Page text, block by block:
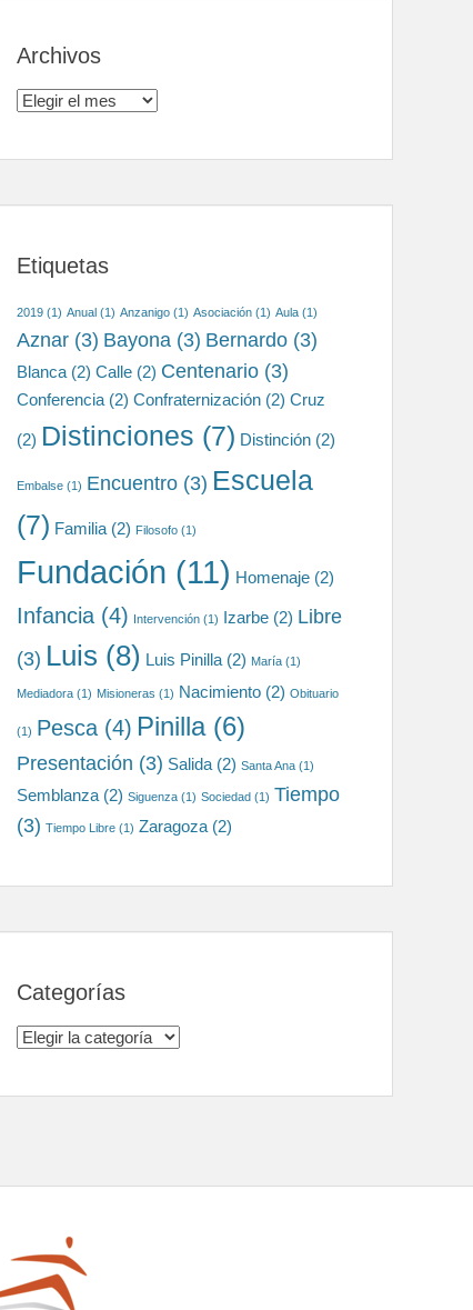
Archivos
Archivos
Etiquetas
2019 (1) Anual (1) Anzanigo (1) Asociación (1) Aula (1)
Aznar (3) Bayona (3) Bernardo (3)
Blanca (2) Calle (2) Centenario (3)
Conferencia (2) Confraternización (2) Cruz
(2) Distinciones (7) Distinción (2)
Embalse (1) Encuentro (3) Escuela
(7) Familia (2) Filosofo (1)
Fundación (11) Homenaje (2)
Infancia (4) Intervención (1) Izarbe (2) Libre
(3) Luis (8) Luis Pinilla (2) María (1)
Mediadora (1) Misioneras (1) Nacimiento (2) Obituario
(1) Pesca (4) Pinilla(6)
Presentación (3) Salida (2) Santa Ana (1)
Semblanza (2) Siguenza (1) Sociedad (1) Tiempo
(3) Tiempo Libre (1) Zaragoza (2)
Categorías
Categorías